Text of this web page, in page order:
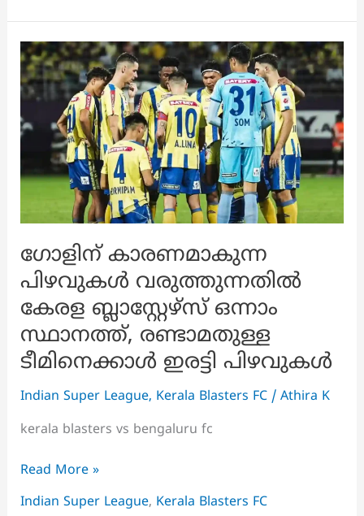
ഗോളിന് കാരണമാകുന്ന
പിഴവുകൾ വരുത്തുന്നതിൽ
കേരള ബ്ലാസ്റ്റേഴ്‌സ് ഒന്നാം
സ്ഥാനത്ത്, രണ്ടാമതുള്ള
ടീമിനെക്കാൾ ഇരട്ടി പിഴവുകൾ
Indian Super League, Kerala Blasters FC/ Athira K
kerala blasters vs bengaluru fc
ഗോളിന്
കാരണമാകുന്ന
പിഴവുകൾ
Read More »
Indian Super League, Kerala Blasters FC